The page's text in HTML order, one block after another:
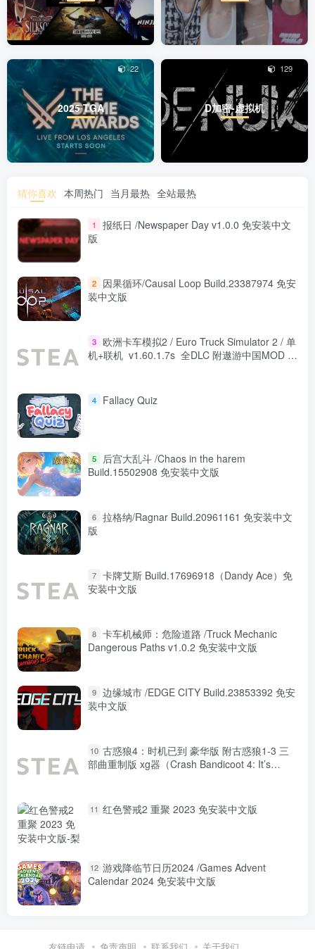
2025 TGA
22
D加密-虚拟机
129
猜你喜欢 本周热门 当月最热 全站最热
1
报纸日 /Newspaper Day v1.0.0 免安装中文
版
2
因果循环/Causal Loop Build.23387974 免安
装中文版
3 欧洲卡车模拟2 / Euro Truck Simulator 2 / 单
机+联机 v1.60.1.7s 全DLC 附遨游中国MOD 免
4 Fallacy Quiz
5
后宫大乱斗 /Chaos in the harem
Build.15502908 免安装中文版
6 拉格纳/Ragnar Build.20961161 免安装中文
版
7 卡牌艾斯 Build.17696918（Dandy Ace）免
安装中文版
8 卡车机械师：危险道路 /Truck Mechanic
Dangerous Paths v1.0.2 免安装中文版
9 边缘城市 /EDGE CITY Build.23853392 免安
装中文版
10 古惑狼4：时机已到 豪华版 附古惑狼1-3 三
部曲重制版 xg器（Crash Bandicoot 4: It’s
11 红色警戒2 重聚 2023 免安装中文版
12 游戏降临节日历2024 /Games Advent
Calendar 2024 免安装中文版
友链申请 免责声明 联系我们 关于我们